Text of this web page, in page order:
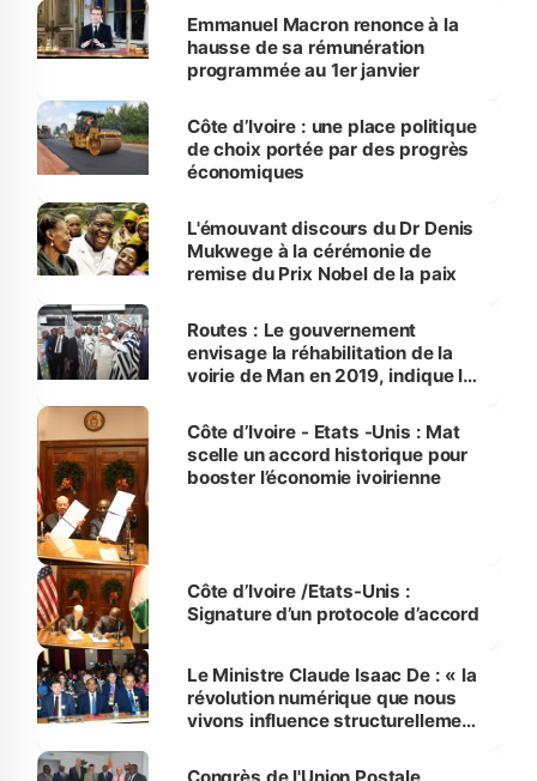
Emmanuel Macron renonce à la
hausse de sa rémunération
programmée au 1er janvier
Côte d’Ivoire : une place politique
de choix portée par des progrès
économiques
L'émouvant discours du Dr Denis
Mukwege à la cérémonie de
remise du Prix Nobel de la paix
Routes : Le gouvernement
envisage la réhabilitation de la
voirie de Man en 2019, indique le
Coulibaly
Côte d’Ivoire - Etats -Unis : Mat
scelle un accord historique pour
booster l’économie ivoirienne
Côte d’Ivoire /Etats-Unis :
Signature d’un protocole d’accord
Le Ministre Claude Isaac De : « la
révolution numérique que nous
vivons influence structurellement
Congrès de l'Union Postale